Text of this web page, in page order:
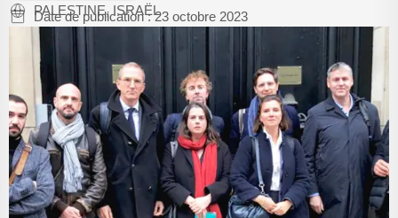
PALESTINE, ISRAËL
Date de publication :23 octobre 2023